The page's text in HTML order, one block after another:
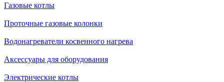
Газовые котлы
Проточные газовые колонки
Водонагреватели косвенного нагрева
Аксессуары для оборудования
Электрические котлы